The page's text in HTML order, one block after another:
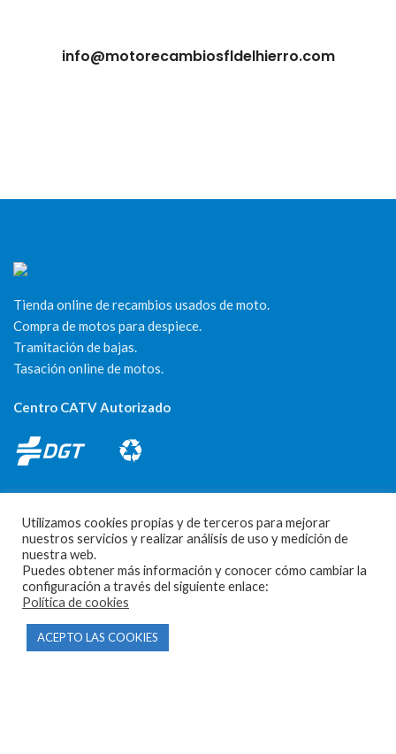
info@motorecambiosfldelhierro.com
Tienda online de recambios usados de moto.
Compra de motos para despiece.
Tramitación de bajas.
Tasación online de motos.
Centro CATV Autorizado
CONTACTO
Parque Empresarial Las Condas , Nave 1
05440 Piedralaves-Ávila
Utilizamos cookies propias y de terceros para mejorar
nuestros servicios y realizar análisis de uso y medición de
nuestra web.
Puedes obtener más información y conocer cómo cambiar la
configuración a través del siguiente enlace:
Política de cookies
ACEPTO LAS COOKIES